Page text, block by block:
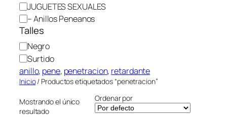
C
a
t
e
g
o
r
í
JUGUETES SEXUALES
– Anillos Peneanos
Talles
C
o
l
o
Negro
Surtido
anillo, pene, penetracion, retardante
Inicio/ Productos etiquetados “penetracion”
Mostrando el único
resultado
Ordenar por